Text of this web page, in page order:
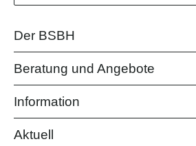
Der BSBH
Beratung und Angebote
Information
Aktuell